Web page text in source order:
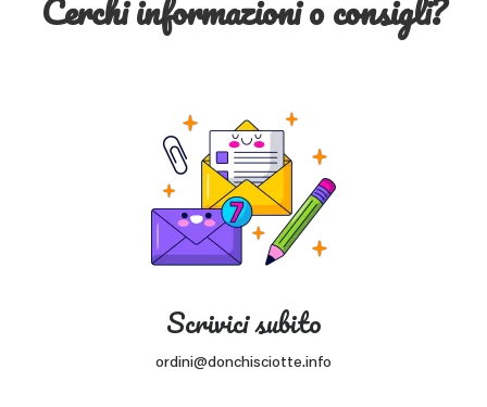
Scrivici subito
ordini@donchisciotte.info